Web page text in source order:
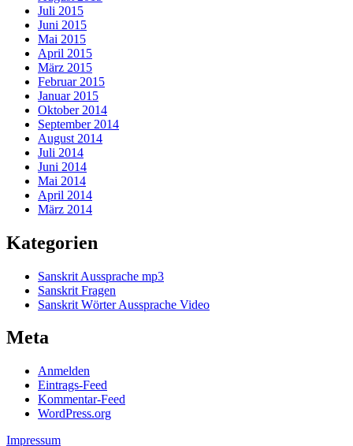
Juli 2015
Juni 2015
Mai 2015
April 2015
März 2015
Februar 2015
Januar 2015
Oktober 2014
September 2014
August 2014
Juli 2014
Juni 2014
Mai 2014
April 2014
März 2014
Kategorien
Sanskrit Aussprache mp3
Sanskrit Fragen
Sanskrit Wörter Aussprache Video
Meta
Anmelden
Eintrags-Feed
Kommentar-Feed
WordPress.org
Impressum